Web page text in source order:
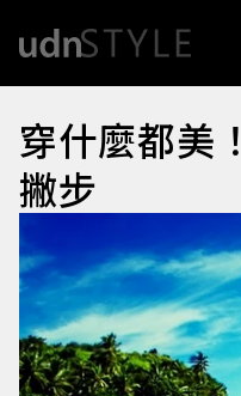
穿什麼都美
撇步